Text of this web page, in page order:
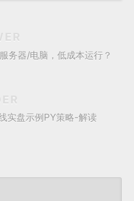
务器/电脑，低成本运行？
实盘示例PY策略-解读